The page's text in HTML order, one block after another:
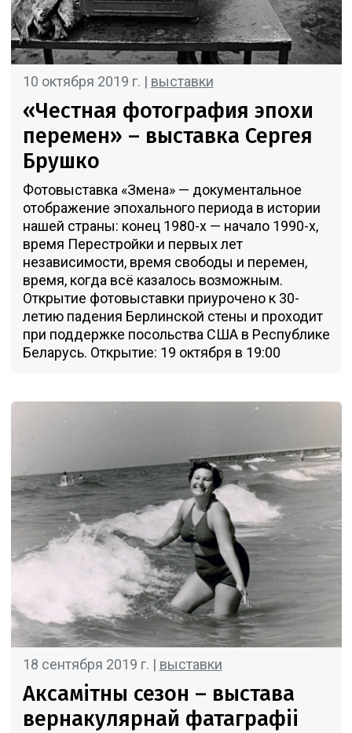
10 октября 2019 г. | выставки
«Честная фотография эпохи
перемен» – выставка Сергея
Брушко
Фотовыставка «Змена» — документальное
отображение эпохального периода в истории
нашей страны: конец 1980-х — начало 1990-х,
время Перестройки и первых лет
независимости, время свободы и перемен,
время, когда всё казалось возможным.
Открытие фотовыставки приурочено к 30-
летию падения Берлинской стены и проходит
при поддержке посольства США в Республике
Беларусь. Открытие: 19 октября в 19:00
18 сентября 2019 г. | выставки
Аксамітны сезон – выстава
вернакулярнай фатаграфіі